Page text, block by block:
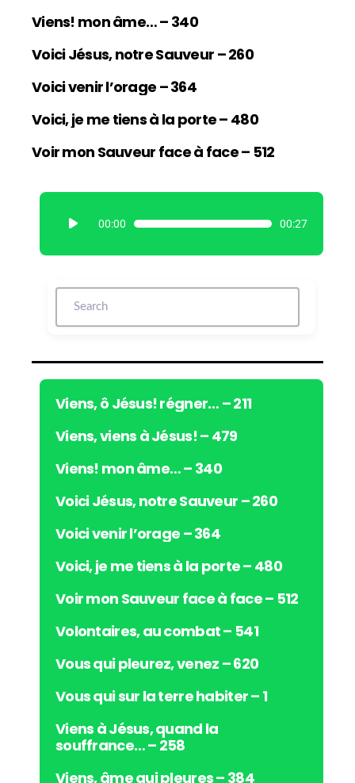
Viens! mon âme… – 340
Voici Jésus, notre Sauveur – 260
Voici venir l’orage – 364
Voici, je me tiens à la porte – 480
Voir mon Sauveur face à face – 512
c
e
r
u
d
i
00:00 00:27
Viens, ô Jésus! régner… – 211
Viens, viens à Jésus! – 479
Viens! mon âme… – 340
Voici Jésus, notre Sauveur – 260
Voici venir l’orage – 364
Voici, je me tiens à la porte – 480
Voir mon Sauveur face à face – 512
Volontaires, au combat – 541
Vous qui pleurez, venez – 620
Vous qui sur la terre habiter – 1
Viens à Jésus, quand la
souffrance… – 258
Viens, âme qui pleures – 384